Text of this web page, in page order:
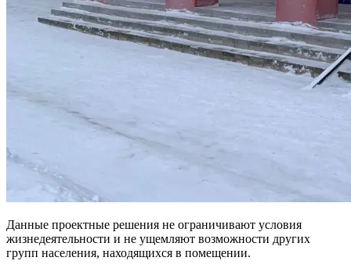
Данные проектные решения не ограничивают условия
жизнедеятельности и не ущемляют возможности других
групп населения, находящихся в помещении.